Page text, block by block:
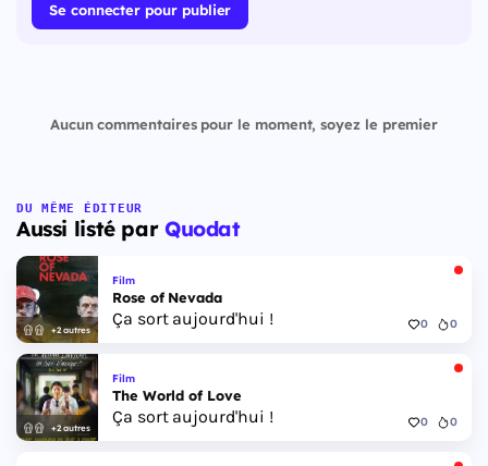
Se connecter pour publier
Aucun commentaires pour le moment, soyez le premier
DU MÊME ÉDITEUR
Aussi listé par Quodat
+2 autres
Film
Rose of Nevada
Ça sort aujourd'hui ! 0 0
+2 autres
Film
The World of Love
Ça sort aujourd'hui ! 0 0